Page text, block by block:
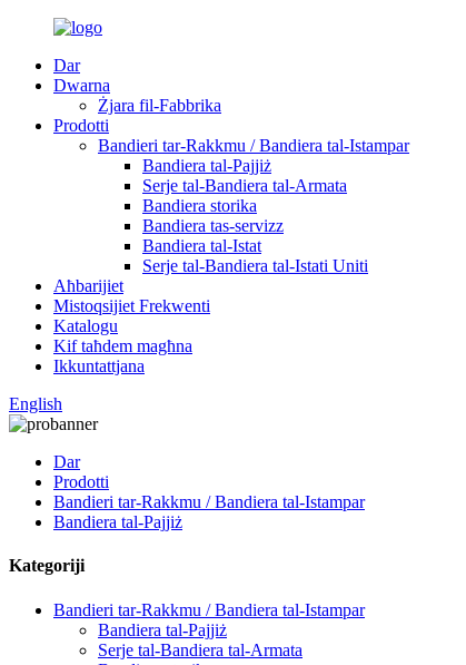
Dar
Dwarna
Żjara fil-Fabbrika
Prodotti
Bandieri tar-Rakkmu / Bandiera tal-Istampar
Bandiera tal-Pajjiż
Serje tal-Bandiera tal-Armata
Bandiera storika
Bandiera tas-servizz
Bandiera tal-Istat
Serje tal-Bandiera tal-Istati Uniti
Aħbarijiet
Mistoqsijiet Frekwenti
Katalogu
Kif taħdem magħna
Ikkuntattjana
English
Dar
Prodotti
Bandieri tar-Rakkmu / Bandiera tal-Istampar
Bandiera tal-Pajjiż
Kategoriji
Bandieri tar-Rakkmu / Bandiera tal-Istampar
Bandiera tal-Pajjiż
Serje tal-Bandiera tal-Armata